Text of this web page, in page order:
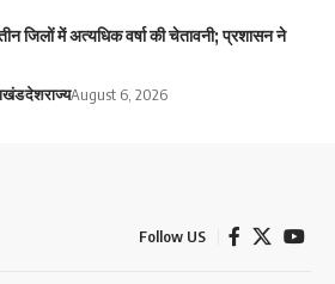
जिलों में अत्यधिक वर्षा की चेतावनी; प्रशासन ने
देशराज्यAugust 6, 2026
Follow US